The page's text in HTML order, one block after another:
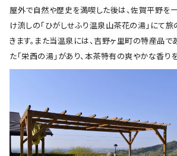
屋外で自然や歴史を満喫した後は、佐賀平野を
け流しの「ひがしせふり温泉山茶花の湯」にて
きます。また当温泉には、吉野ヶ里町の特産品で
た「栄西の湯」があり、本茶特有の爽やかな香り